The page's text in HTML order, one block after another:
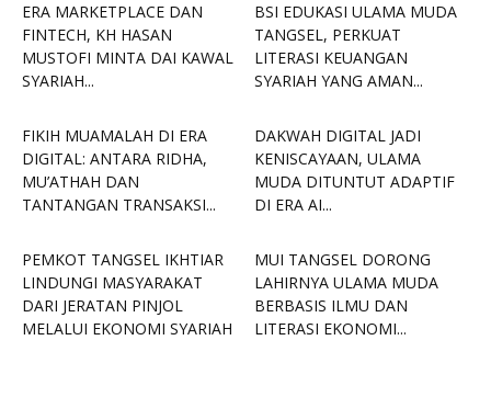
ERA MARKETPLACE DAN
FINTECH, KH HASAN
MUSTOFI MINTA DAI KAWAL
SYARIAH...
BSI EDUKASI ULAMA MUDA
TANGSEL, PERKUAT
LITERASI KEUANGAN
SYARIAH YANG AMAN...
FIKIH MUAMALAH DI ERA
DIGITAL: ANTARA RIDHA,
MU’ATHAH DAN
TANTANGAN TRANSAKSI...
DAKWAH DIGITAL JADI
KENISCAYAAN, ULAMA
MUDA DITUNTUT ADAPTIF
DI ERA AI...
PEMKOT TANGSEL IKHTIAR
LINDUNGI MASYARAKAT
DARI JERATAN PINJOL
MELALUI EKONOMI SYARIAH
MUI TANGSEL DORONG
LAHIRNYA ULAMA MUDA
BERBASIS ILMU DAN
LITERASI EKONOMI...